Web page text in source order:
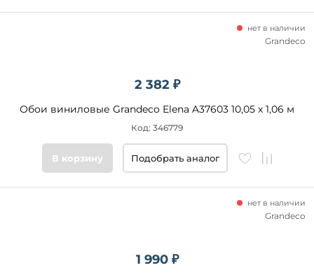
2 382 ₽
Обои виниловые Grandeco Elena A37603 10,05 x 1,06 м
нет в наличии
Код: 346779
Grandeco
В корзину Подобрать аналог
1 990 ₽
нет в наличии
Grandeco